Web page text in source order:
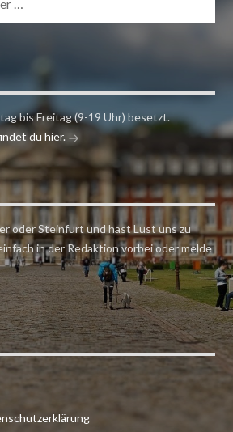
bis Freitag (9-19 Uhr) besetzt.
du hier.
oder Steinfurt und hast Lust uns zu
in der Redaktion vorbei oder melde